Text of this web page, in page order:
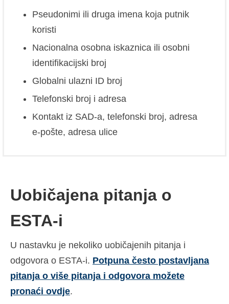
Pseudonimi ili druga imena koja putnik
koristi
Nacionalna osobna iskaznica ili osobni
identifikacijski broj
Globalni ulazni ID broj
Telefonski broj i adresa
Kontakt iz SAD-a, telefonski broj, adresa
e-pošte, adresa ulice
Uobičajena pitanja o
ESTA-i
U nastavku je nekoliko uobičajenih pitanja i
odgovora o ESTA-i. Potpuna često postavljana
pitanja o više pitanja i odgovora možete
pronaći ovdje.